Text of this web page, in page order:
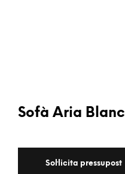
Sofà Aria Blanc